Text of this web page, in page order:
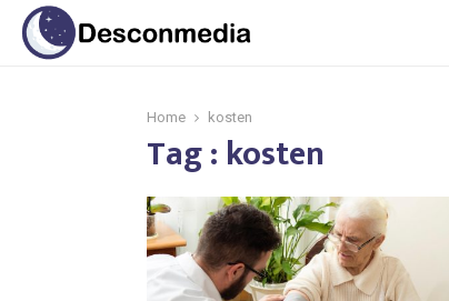
Home kosten
Tag : kosten